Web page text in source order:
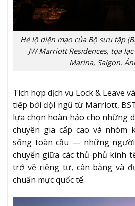
Hé lộ diện mạo của Bộ sưu tập
JW Marriott Residences, tọa
Marina, Saigon.
Tích hợp dịch vụ Lock & Leave
tiếp bởi đội ngũ từ Marriott,
lựa chọn hoàn hảo cho những
chuyên gia cấp cao và nhóm
sống toàn cầu — những
chuyển giữa các thủ phủ kinh
trở về riêng tư, cân bằng và
chuẩn mực quốc tế.